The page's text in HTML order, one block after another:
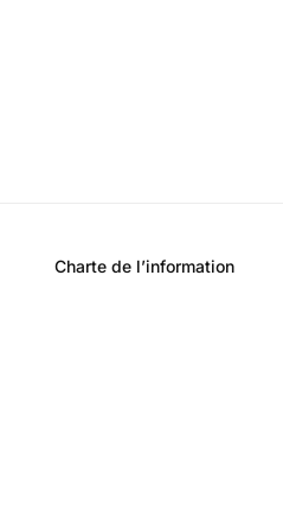
Charte de l’information